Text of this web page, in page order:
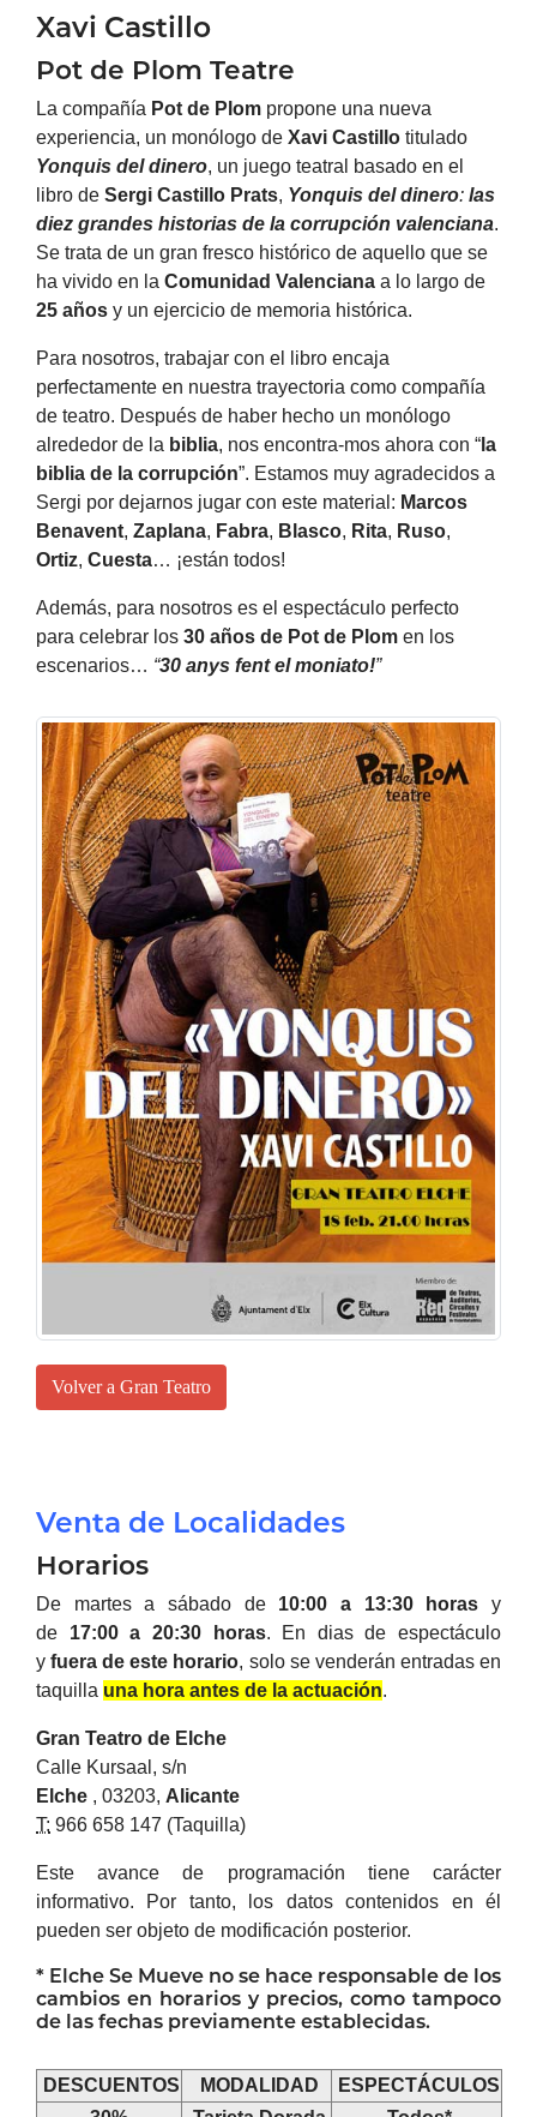
Xavi Castillo
Pot de Plom Teatre
La compañía Pot de Plom propone una nueva
experiencia, un monólogo de Xavi Castillo titulado
Yonquis del dinero, un juego teatral basado en el
libro de Sergi Castillo Prats, Yonquis del dinero: las
diez grandes historias de la corrupción valenciana.
Se trata de un gran fresco histórico de aquello que se
ha vivido en la Comunidad Valenciana a lo largo de
25 años y un ejercicio de memoria histórica.
Para nosotros, trabajar con el libro encaja
perfectamente en nuestra trayectoria como compañía
de teatro. Después de haber hecho un monólogo
alrededor de la biblia, nos encontra-mos ahora con “ la
biblia de la corrupción”. Estamos muy agradecidos a
Sergi por dejarnos jugar con este material: Marcos
Benavent, Zaplana, Fabra, Blasco, Rita, Ruso,
Ortiz, Cuesta… ¡están todos!
Además, para nosotros es el espectáculo perfecto
para celebrar los 30 años de Pot de Plom en los
escenarios… “30 anys fent el moniato!”
Volver a Gran Teatro
Venta de Localidades
Horarios
De martes a sábado de 10:00 a 13:30 horas y
de 17:00 a 20:30 horas.
En dias de espectáculo
yfuera de este horario, solo se venderán entradas en
taquilla una hora antes de la actuación.
Gran Teatro de Elche
Calle Kursaal, s/n
Elche , 03203, Alicante
T: 966 658 147 (Taquilla)
Este avance de programación tiene carácter
informativo. Por tanto, los datos contenidos en él
pueden ser objeto de modificación posterior.
* Elche Se Mueve no se hace responsable de los
cambios en horarios y precios, como tampoco
de las fechas previamente establecidas.
DESCUENTOS MODALIDAD
ESPECTÁCULOS